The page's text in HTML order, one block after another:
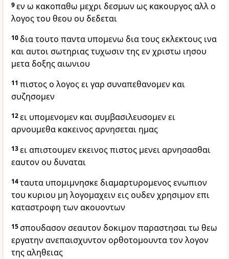
9εν ω κακοπαθω μεχρι δεσμων ως κακουργος αλλ ο
λογος του θεου ου δεδεται
10δια τουτο παντα υπομενω δια τους εκλεκτους ινα
και αυτοι σωτηριας τυχωσιν της εν χριστω ιησου
μετα δοξης αιωνιου
11 πιστος ο λογος ει γαρ συναπεθανομεν και
συζησομεν
12ει υπομενομεν και συμβασιλευσομεν ει
αρνουμεθα κακεινος αρνησεται ημας
13ει απιστουμεν εκεινος πιστος μενει αρνησασθαι
εαυτον ου δυναται
14ταυτα υπομιμνησκε διαμαρτυρομενος ενωπιον
του κυριου μη λογομαχειν εις ουδεν χρησιμον επι
καταστροφη των ακουοντων
15σπουδασον σεαυτον δοκιμον παραστησαι τω θεω
εργατην ανεπαισχυντον ορθοτομουντα τον λογον
της αληθειας